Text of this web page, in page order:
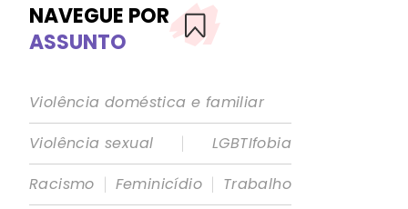
NAVEGUE POR
ASSUNTO
Violência doméstica e familiar
Violência sexual
|
LGBTIfobia
Racismo | Feminicídio | Trabalho